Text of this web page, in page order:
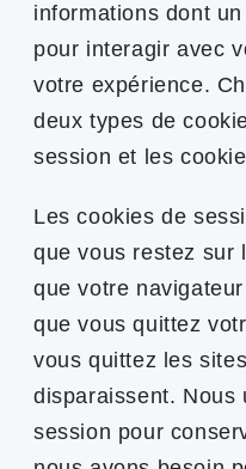
informations dont
pour interagir avec
votre expérience.
deux types de
session et les
Les cookies de
que vous restez sur
que votre
que vous quittez
vous quittez les
disparaissent. Nous
session pour